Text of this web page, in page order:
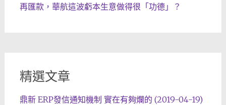
再匯款，華航這波虧本生意做得很「功德」？
精選文章
鼎新 ERP發信通知機制 實在有夠爛的 (2019-04-19)